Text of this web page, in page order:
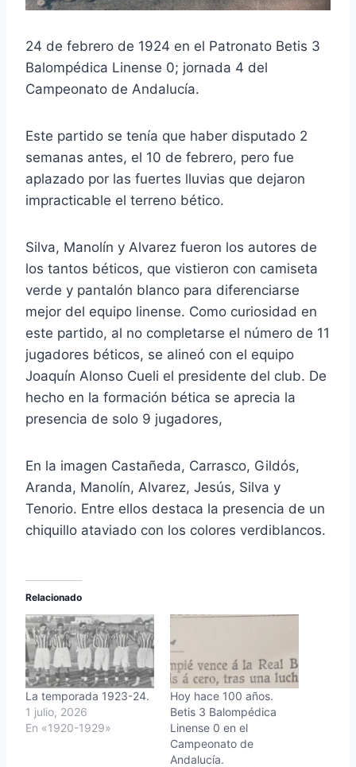
24 de febrero de 1924 en el Patronato Betis 3
Balompédica Linense 0; jornada 4 del
Campeonato de Andalucía.
Este partido se tenía que haber disputado 2
semanas antes, el 10 de febrero, pero fue
aplazado por las fuertes lluvias que dejaron
impracticable el terreno bético.
Silva, Manolín y Alvarez fueron los autores de
los tantos béticos, que vistieron con camiseta
verde y pantalón blanco para diferenciarse
mejor del equipo linense. Como curiosidad en
este partido, al no completarse el número de 11
jugadores béticos, se alineó con el equipo
Joaquín Alonso Cueli el presidente del club. De
hecho en la formación bética se aprecia la
presencia de solo 9 jugadores,
En la imagen Castañeda, Carrasco, Gildós,
Aranda, Manolín, Alvarez, Jesús, Silva y
Tenorio. Entre ellos destaca la presencia de un
chiquillo ataviado con los colores verdiblancos.
Relacionado
La temporada 1923-24.
1 julio, 2026
En «1920-1929»
Hoy hace 100 años.
Betis 3 Balompédica
Linense 0 en el
Campeonato de
Andalucía.